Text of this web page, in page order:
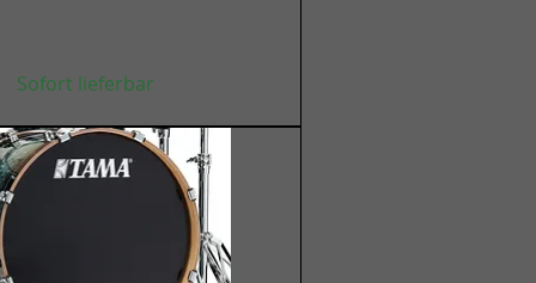
Sofort lieferbar